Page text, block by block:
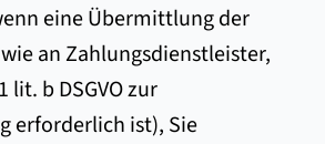
eine Übermittlung der
an Zahlungsdienstleister,
lit. b DSGVO zur
erforderlich ist), Sie